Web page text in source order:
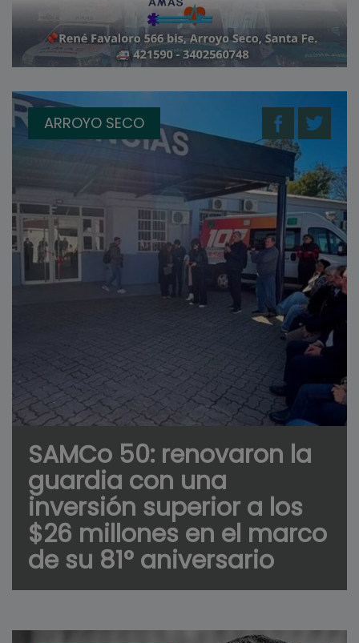
ARROYO SECO
SAMCo 50: renovaron la
guardia con una
inversión superior a los
$26 millones en el marco
de su 81° aniversario